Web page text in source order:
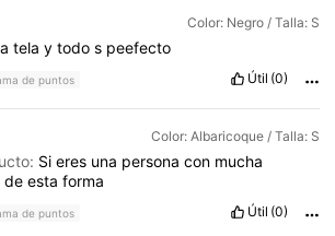
Color: Negro / Talla: S
tela y todo s peefecto
de puntos Útil (0)
Color: Albaricoque / Talla: S
Si eres una persona con mucha
deestaforma
de puntos Útil (0)